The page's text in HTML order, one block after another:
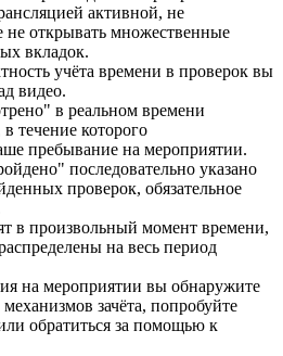
активной, не
не открывать множественные
вкладок.
учёта времени в проверок вы
видео.
в реальном времени
течение которого
пребывание на мероприятии.
последовательно указано
проверок, обязательное
в произвольный момент времени,
на весь период
на мероприятии вы обнаружите
зачёта, попробуйте
обратиться за помощью к